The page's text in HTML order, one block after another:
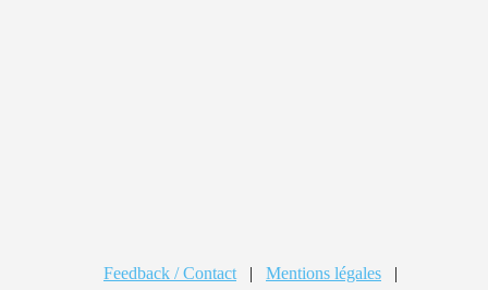
Feedback / Contact | Mentions légales
|